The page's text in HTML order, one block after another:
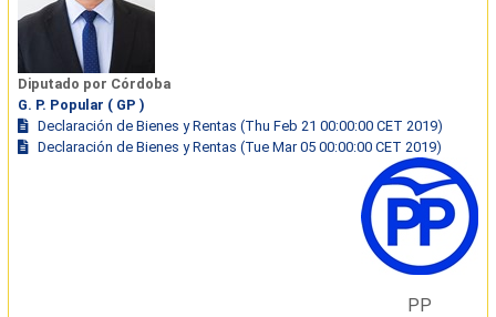
Diputado por Córdoba
G. P. Popular ( GP )
Declaración de Bienes y Rentas (Thu Feb 21 00:00:00 CET 2019)
Declaración de Bienes y Rentas (Tue Mar 05 00:00:00 CET 2019)
PP